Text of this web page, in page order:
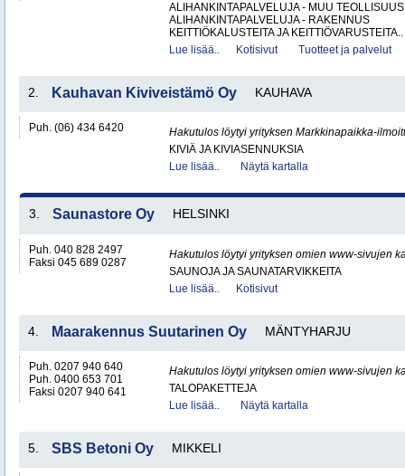
ALIHANKINTAPALVELUJA - MUU TEOLLISUUS
ALIHANKINTAPALVELUJA - RAKENNUS
KEITTIÖKALUSTEITA JA KEITTIÖVARUSTEITA..
Lue lisää..
Kotisivut Tuotteet ja palvelut
2. Kauhavan Kiviveistämö Oy KAUHAVA
Puh. (06) 434 6420
Hakutulos löytyi yrityksen Markkinapaikka-
KIVIÄ JA KIVIASENNUKSIA
Lue lisää..
Näytä kartalla
3. Saunastore Oy HELSINKI
Puh. 040 828 2497
Faksi 045 689 0287
Hakutulos löytyi yrityksen omien www-sivujen
SAUNOJA JA SAUNATARVIKKEITA
Lue lisää..
Kotisivut
4. Maarakennus Suutarinen Oy MÄNTYHARJU
Puh. 0207 940 640
Puh. 0400 653 701
Faksi 0207 940 641
Hakutulos löytyi yrityksen omien www-sivujen
TALOPAKETTEJA
Lue lisää..
Näytä kartalla
5. SBS Betoni Oy MIKKELI